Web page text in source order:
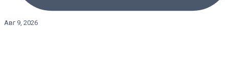
Авг 9, 2026